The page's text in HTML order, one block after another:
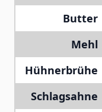
Butter
Mehl
Hühnerbrühe
Schlagsahne